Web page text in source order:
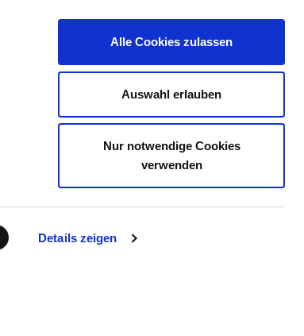
Details zeigen
Alle Cookies zulassen
Auswahl erlauben
Nur notwendige Cookies
verwenden
CONTACT YOUR OPINION